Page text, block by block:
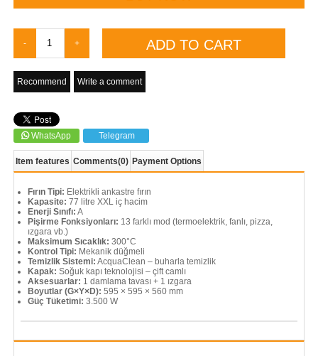
Recommend Write a comment
WhatsApp Telegram
Item features Comments(0) Payment Options
Fırın Tipi: Elektrikli ankastre fırın
Kapasite: 77 litre XXL iç hacim
Enerji Sınıfı: A
Pişirme Fonksiyonları: 13 farklı mod (termoelektrik, fanlı, pizza,
ızgara vb.)
Maksimum Sıcaklık: 300°C
Kontrol Tipi: Mekanik düğmeli
Temizlik Sistemi: AcquaClean – buharla temizlik
Kapak: Soğuk kapı teknolojisi – çift camlı
Aksesuarlar: 1 damlama tavası + 1 ızgara
Boyutlar (G×Y×D): 595 × 595 × 560 mm
Güç Tüketimi: 3.500 W